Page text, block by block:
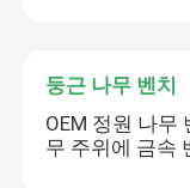
둥근 나무 벤치
OEM 정원 나무
무 주위에 금속